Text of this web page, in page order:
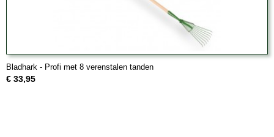
Bladhark - Profi met 8 verenstalen tanden
€ 33,95